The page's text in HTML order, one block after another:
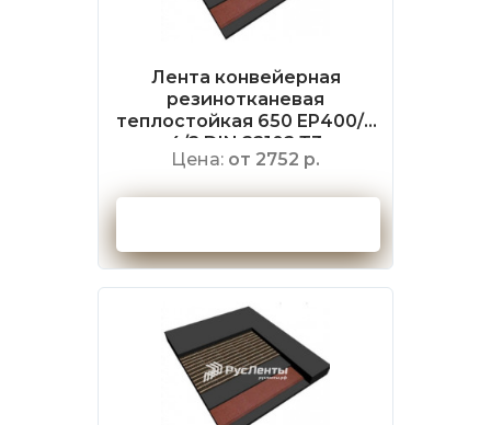
Лента конвейерная
резинотканевая
теплостойкая 650 EP400/3
4/2 DIN 22102 Т3
Цена: от 2752 р.